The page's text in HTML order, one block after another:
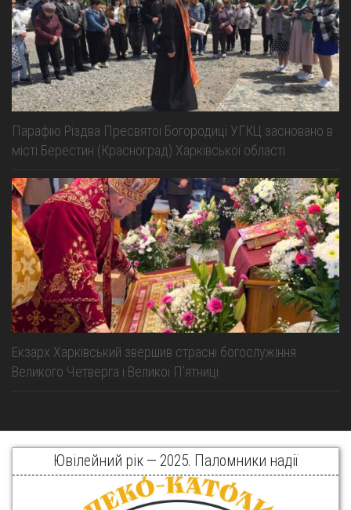
Парафію Різдва Пресвятої Богородиці УГКЦ засновано в
місті Берестин (Красноград) Харківської області
Екзарх Харківський звершив страсні богослужіння
Великого Четверга і Великої Пʼятниці
Ювілейний рік — 2025. Паломники надії